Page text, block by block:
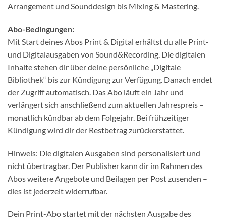
Arrangement und Sounddesign bis Mixing & Mastering.
Abo-Bedingungen:
Mit Start deines Abos Print & Digital erhältst du alle Print-
und Digitalausgaben von Sound&Recording. Die digitalen
Inhalte stehen dir über deine persönliche „Digitale
Bibliothek“ bis zur Kündigung zur Verfügung. Danach endet
der Zugriff automatisch. Das Abo läuft ein Jahr und
verlängert sich anschließend zum aktuellen Jahrespreis –
monatlich kündbar ab dem Folgejahr. Bei frühzeitiger
Kündigung wird dir der Restbetrag zurückerstattet.
Hinweis: Die digitalen Ausgaben sind personalisiert und
nicht übertragbar. Der Publisher kann dir im Rahmen des
Abos weitere Angebote und Beilagen per Post zusenden –
dies ist jederzeit widerrufbar.
Dein Print-Abo startet mit der nächsten Ausgabe des